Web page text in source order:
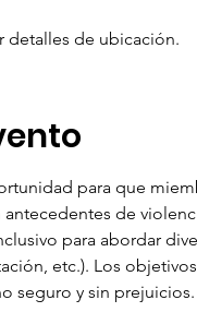
detalles de ubicación.
para que
de
para abordar
etc.). Los
seguro y sin prejuicios.